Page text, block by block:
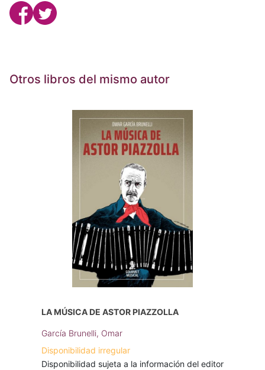
Otros libros del mismo autor
LA MÚSICA DE ASTOR PIAZZOLLA
García Brunelli, Omar
Disponibilidad irregular
Disponibilidad sujeta a la información del editor